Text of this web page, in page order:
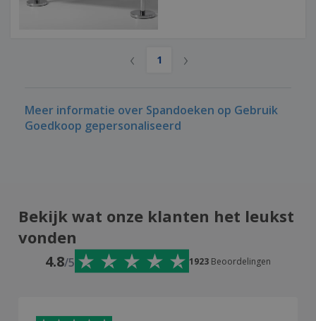
‹ 1 ›
Meer informatie over Spandoeken op Gebruik
Goedkoop gepersonaliseerd
Bekijk wat onze klanten het leukst
vonden
4.8/5 1923 Beoordelingen